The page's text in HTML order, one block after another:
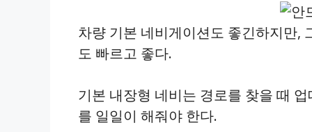
차량 기본 네비게이션도 좋긴하지만,
도 빠르고 좋다.
기본 내장형 네비는 경로를 찾을 때
를 일일이 해줘야 한다.